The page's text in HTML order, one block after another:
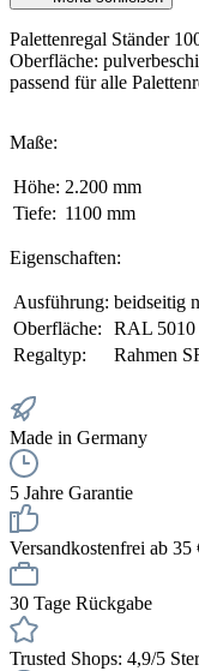
Palettenregal Ständer
Oberfläche:
passend für alle
Maße:
Höhe: 2.200 mm
Tiefe: 1100 mm
Eigenschaften:
Ausführung: beidseitig
Oberfläche:
RAL 5010
Regaltyp:
Rahmen
Made in Germany
5 Jahre Garantie
Versandkostenfrei ab 35
30 Tage Rückgabe
Trusted Shops: 4,9/5